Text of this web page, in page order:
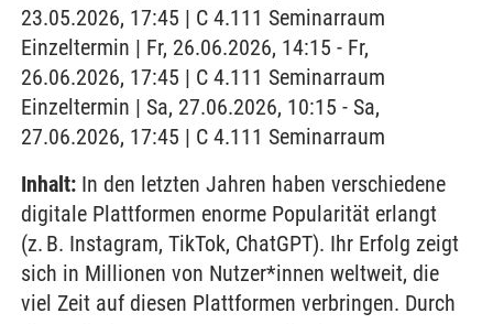
23.05.2026, 17:45 | C 4.111 Seminarraum
Einzeltermin | Fr, 26.06.2026, 14:15 - Fr,
26.06.2026, 17:45 | C 4.111 Seminarraum
Einzeltermin | Sa, 27.06.2026, 10:15 - Sa,
27.06.2026, 17:45 | C 4.111 Seminarraum
Inhalt: In den letzten Jahren haben verschiedene
digitale Plattformen enorme Popularität erlangt
(z. B. Instagram, TikTok, ChatGPT). Ihr Erfolg zeigt
sich in Millionen von Nutzer*innen weltweit, die
viel Zeit auf diesen Plattformen verbringen. Durch